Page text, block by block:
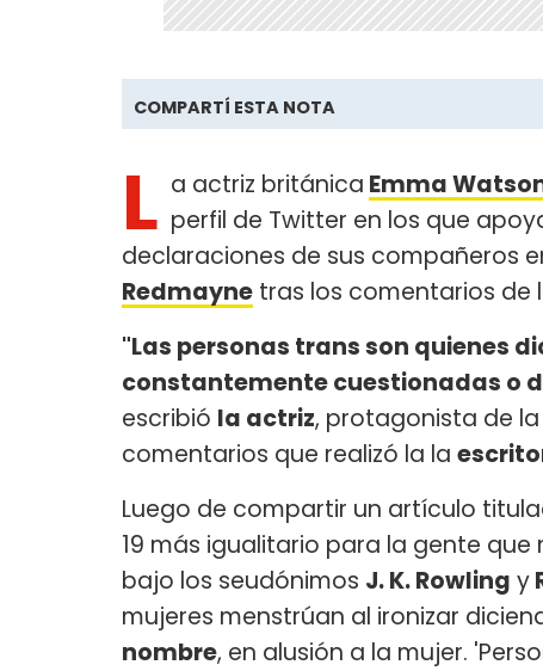
COMPARTÍ ESTA NOTA
L a actriz británica Emma
perfil de Twitter en los que
declaraciones de sus compañeros
Redmayne tras los comentarios de
"Las personas trans son quienes
constantemente cuestionadas o
escribió la actriz, protagonista de
comentarios que realizó la la
Luego de compartir un artículo
19 más igualitario para la gente que
bajo los seudónimos J. K. Rowling y
mujeres menstrúan al ironizar
nombre, en alusión a la mujer.